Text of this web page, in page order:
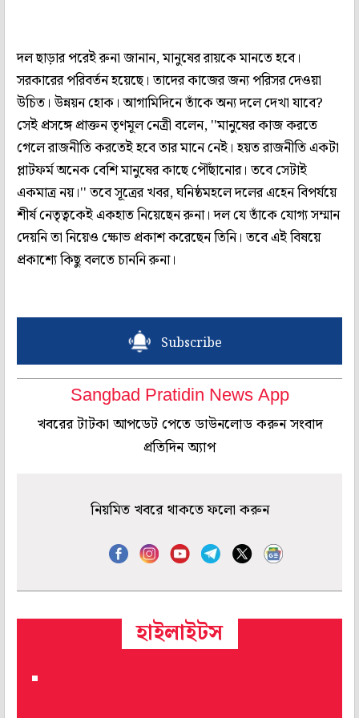
দল ছাড়ার পরেই রুনা জানান, মানুষের রায়কে মানতে হবে।
সরকারের পরিবর্তন হয়েছে। তাদের কাজের জন্য পরিসর দেওয়া
উচিত। উন্নয়ন হোক। আগামিদিনে তাঁকে অন্য দলে দেখা যাবে?
সেই প্রসঙ্গে প্রাক্তন তৃণমূল নেত্রী বলেন, ''মানুষের কাজ করতে
গেলে রাজনীতি করতেই হবে তার মানে নেই। হয়ত রাজনীতি একটা
প্লাটফর্ম অনেক বেশি মানুষের কাছে পৌঁছানোর। তবে সেটাই
একমাত্র নয়।'' তবে সূত্রের খবর, ঘনিষ্ঠমহলে দলের এহেন বিপর্যয়ে
শীর্ষ নেতৃত্বকেই একহাত নিয়েছেন রুনা। দল যে তাঁকে যোগ্য সম্মান
দেয়নি তা নিয়েও ক্ষোভ প্রকাশ করেছেন তিনি। তবে এই বিষয়ে
প্রকাশ্যে কিছু বলতে চাননি রুনা।
Subscribe
Sangbad Pratidin News App
খবরের টাটকা আপডেট পেতে ডাউনলোড করুন সংবাদ
প্রতিদিন অ্যাপ
নিয়মিত খবরে থাকতে ফলো করুন
হাইলাইটস